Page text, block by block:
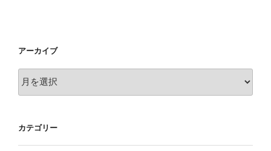
アーカイブ
ー
ブ
カテゴリー